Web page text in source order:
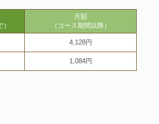
月額
（コース期間以降）
4,128円
1,084円